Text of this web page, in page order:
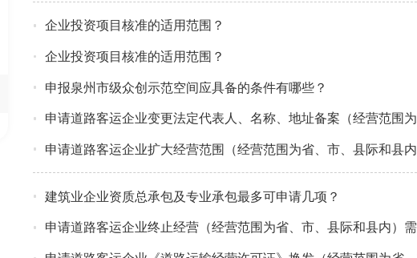
企业投资项目核准的适用范围？
企业投资项目核准的适用范围？
申报泉州市级众创示范空间应具备的条件有哪些？
申请道路客运企业变更法定代表人、名称、地址备案（经营范围
申请道路客运企业扩大经营范围（经营范围为省、市、县际和县
建筑业企业资质总承包及专业承包最多可申请几项？
申请道路客运企业终止经营（经营范围为省、市、县际和县内）